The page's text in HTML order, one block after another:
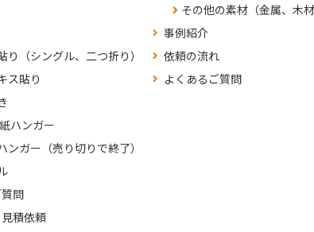
り（シングル、二つ折り）
ス貼り
ハンガー
ンガー（売り切りで終了）
問
積依頼
その他の素材（金属、木
事例紹介
依頼の流れ
よくあるご質問